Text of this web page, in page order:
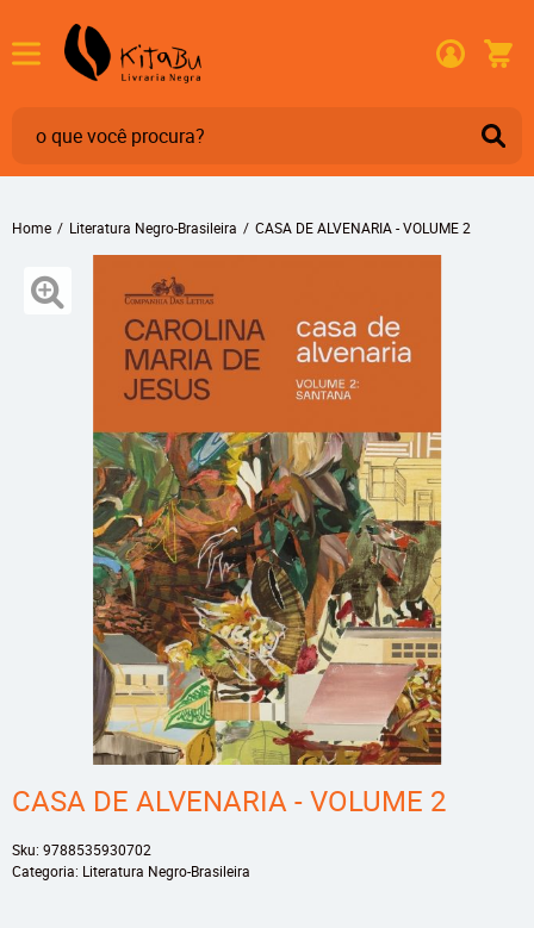
Home Literatura Negro-Brasileira CASA DE ALVENARIA - VOLUME 2
CASA DE ALVENARIA - VOLUME 2
Sku: 9788535930702
Categoria: Literatura Negro-Brasileira